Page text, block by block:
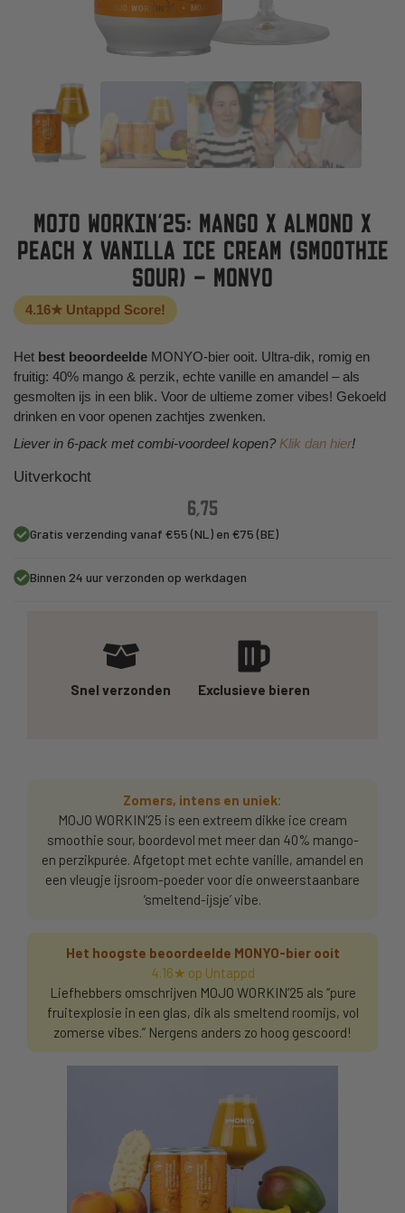
MOJO WORKIN’25: MANGO X ALMOND X
PEACH X VANILLA ICE CREAM (SMOOTHIE
SOUR) – MONYO
4.16★ Untappd Score!
Het best beoordeelde MONYO-bier ooit. Ultra-dik, romig en
fruitig: 40% mango & perzik, echte vanille en amandel – als
gesmolten ijs in een blik. Voor de ultieme zomer vibes! Gekoeld
drinken en voor openen zachtjes zwenken.
Liever in 6-pack met combi-voordeel kopen? Klik dan hier!
Uitverkocht
6,75
Gratis verzending vanaf €55 (NL) en €75 (BE)
Binnen 24 uur verzonden op werkdagen
Snel verzonden Exclusieve bieren
Zomers, intens en uniek:
MOJO WORKIN’25 is een extreem dikke ice cream
smoothie sour, boordevol met meer dan 40% mango-
en perzikpurée. Afgetopt met echte vanille, amandel en
een vleugje ijsroom-poeder voor die onweerstaanbare
‘smeltend-ijsje’ vibe.
Het hoogste beoordeelde MONYO-bier ooit
4.16★ op Untappd
Liefhebbers omschrijven MOJO WORKIN’25 als “pure
fruitexplosie in een glas, dik als smeltend roomijs, vol
zomerse vibes.” Nergens anders zo hoog gescoord!